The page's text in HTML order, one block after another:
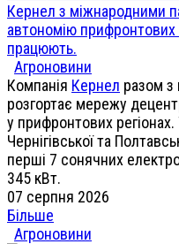
Кернел з міжнародними
автономію
працюють.
Агроновини
Компанія Кернел разом з
розгортає мережу
у прифронтових
Чернігівської та
перші 7 сонячних
345 кВт.
07 серпня 2026
Більше
Агроновини